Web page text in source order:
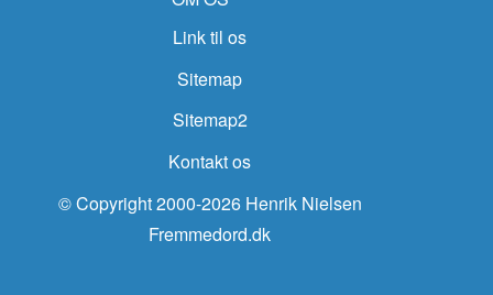
Link til os
Sitemap
Sitemap2
Kontakt os
© Copyright 2000-2026 Henrik Nielsen
Fremmedord.dk